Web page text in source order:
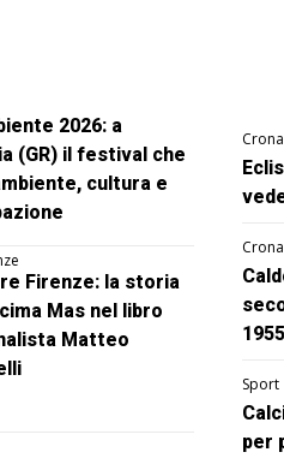
2026: a
(GR) il festival che
cultura e
Firenze: la storia
Mas nel libro
Matteo
1955
Sport
per